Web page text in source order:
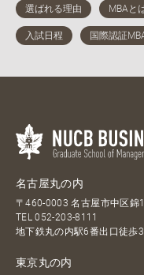
名古屋丸の内
〒460-0003 名古屋市中区錦
TEL052-203-8111
地下鉄丸の内駅6番出口徒歩
東京丸の内